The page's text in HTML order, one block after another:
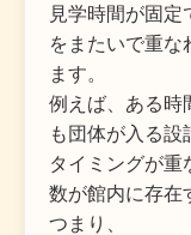
見学時間が固
をまたいで重な
ます。
例えば、ある時
も団体が入る
タイミングが重
数が館内に存在
つまり、